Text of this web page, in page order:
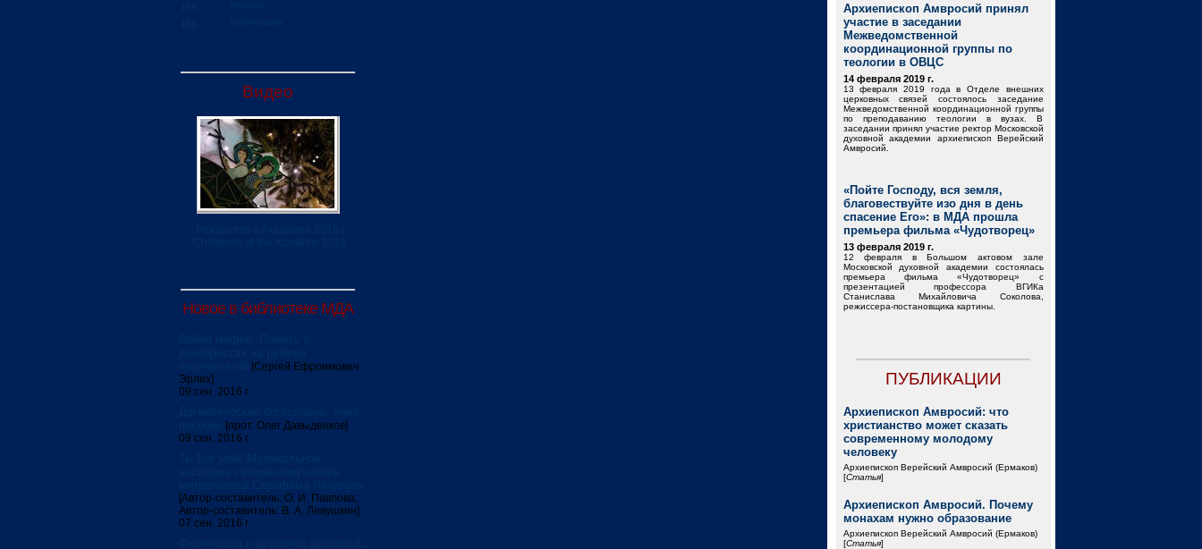
Видео
Новое в библиотеке МДА
[Сергей Ефроимович
Эрлих]
09 сен. 2016 г.
[прот. Олег Давыденков]
09 сен. 2016 г.
[Автор-составитель: О. И. Павлова;
Автор-составитель: В. А. Левушкин]
07 сен. 2016 г.
Архиепископ Амвросий принял
участие в заседании
Межведомственной
координационной группы по
теологии в ОВЦС
14 февраля 2019 г.
13 февраля 2019 года в Отделе внешних
церковных связей состоялось заседание
Межведомственной координационной группы
по преподаванию теологии в вузах. В
заседании принял участие ректор Московской
духовной академии архиепископ Верейский
Амвросий.
«Пойте Господу, вся земля,
благовествуйте изо дня в день
спасение Его»: в МДА прошла
премьера фильма «Чудотворец»
13 февраля 2019 г.
12 февраля в Большом актовом зале
Московской духовной академии состоялась
премьера фильма «Чудотворец» с
презентацией профессора ВГИКа
Станислава Михайловича Соколова,
режиссера-постановщика картины.
ПУБЛИКАЦИИ
Архиепископ Амвросий: что
христианство может сказать
современному молодому
человеку
Архиепископ Верейский Амвросий (Ермаков)
[Статья]
Архиепископ Амвросий. Почему
монахам нужно образование
Архиепископ Верейский Амвросий (Ермаков)
[Статья]